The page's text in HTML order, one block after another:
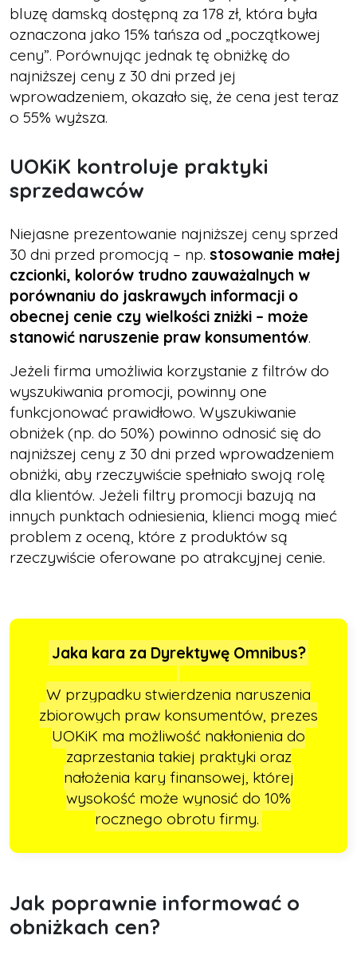
bluzę damską dostępną za 178 zł, która była
oznaczona jako 15% tańsza od „początkowej
ceny”. Porównując jednak tę obniżkę do
najniższej ceny z 30 dni przed jej
wprowadzeniem, okazało się, że cena jest teraz
o 55% wyższa.
UOKiK kontroluje praktyki
sprzedawców
Niejasne prezentowanie najniższej ceny sprzed
30 dni przed promocją – np. stosowanie małej
czcionki, kolorów trudno zauważalnych w
porównaniu do jaskrawych informacji o
obecnej cenie czy wielkości zniżki – może
stanowić naruszenie praw konsumentów.
Jeżeli firma umożliwia korzystanie z filtrów do
wyszukiwania promocji, powinny one
funkcjonować prawidłowo. Wyszukiwanie
obniżek (np. do 50%) powinno odnosić się do
najniższej ceny z 30 dni przed wprowadzeniem
obniżki, aby rzeczywiście spełniało swoją rolę
dla klientów. Jeżeli filtry promocji bazują na
innych punktach odniesienia, klienci mogą mieć
problem z oceną, które z produktów są
rzeczywiście oferowane po atrakcyjnej cenie.
Jaka kara za Dyrektywę Omnibus?
W przypadku stwierdzenia naruszenia
zbiorowych praw konsumentów, prezes
UOKiK ma możliwość nakłonienia do
zaprzestania takiej praktyki oraz
nałożenia kary finansowej, której
wysokość może wynosić do 10%
rocznego obrotu firmy.
Jak poprawnie informować o
obniżkach cen?